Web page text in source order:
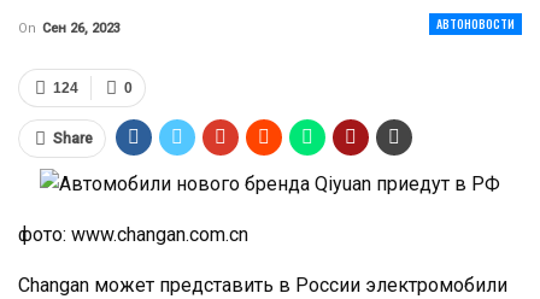
АВТОНОВОСТИ
On Сен 26, 2023
0
124
Share
фото: www.changan.com.cn
Changan может представить в России электромобили